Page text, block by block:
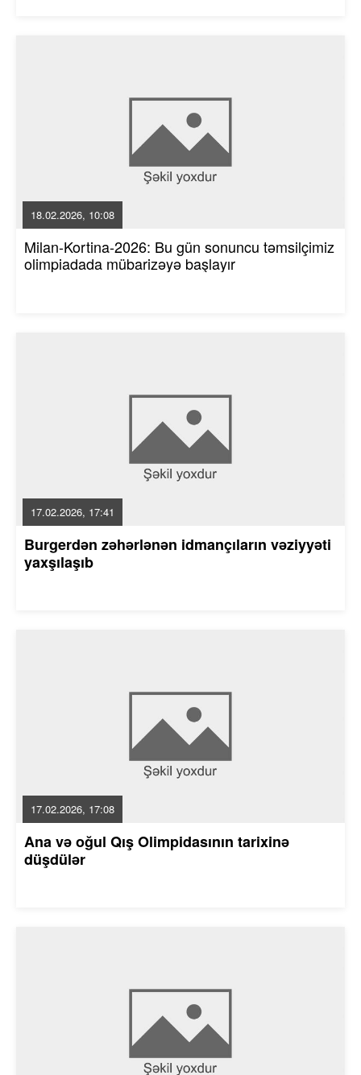
18.02.2026, 10:08
Milan-Kortina-2026: Bu gün sonuncu təmsilçimiz
olimpiadada mübarizəyə başlayır
17.02.2026, 17:41
Burgerdən zəhərlənən idmançıların vəziyyəti
yaxşılaşıb
17.02.2026, 17:08
Ana və oğul Qış Olimpidasının tarixinə
düşdülər